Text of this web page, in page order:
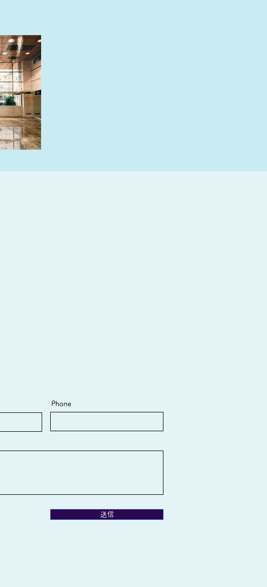
Phone
送信